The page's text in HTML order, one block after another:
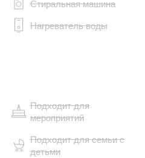
Стиральная машина
Нагреватель воды
Подходит для
мероприятий
Подходит для семьи с
детьми